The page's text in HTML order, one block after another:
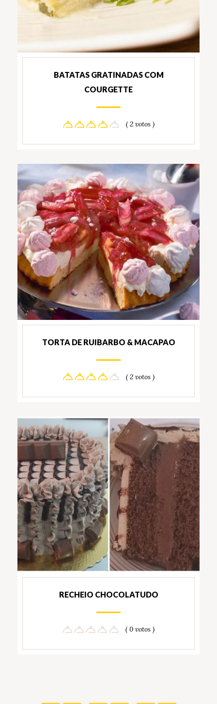
BATATAS GRATINADAS COM
COURGETTE
( 2 votos )
TORTA DE RUIBARBO & MACAPAO
( 2 votos )
RECHEIO CHOCOLATUDO
( 0 votos )